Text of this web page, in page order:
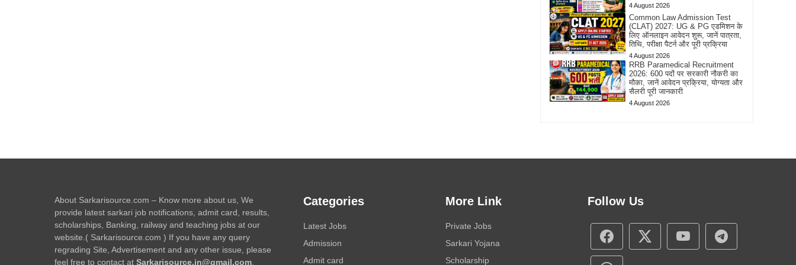
4 August 2026
Common Law Admission Test
(CLAT) 2027: UG & PG एडमिशन के
लिए ऑनलाइन आवेदन शुरू, जानें पात्रता,
तिथि, परीक्षा पैटर्न और पूरी प्रक्रिया
4 August 2026
RRB Paramedical Recruitment
2026: 600 पदों पर सरकारी नौकरी का
मौका, जानें आवेदन प्रक्रिया, योग्यता और
सैलरी पूरी जानकारी
4 August 2026
About Sarkarisource.com – Know more about us, We
provide latest sarkari job notifications, admit card, results,
scholarships, Banking, railway and teaching jobs at our
website.( Sarkarisource.com ) If you have any query
regrading Site, Advertisement and any other issue, please
feel free to contact at Sarkarisource.in@gmail.com
Categories
Latest Jobs
Admission
Admit card
More Link
Private Jobs
Sarkari Yojana
Scholarship
Follow Us